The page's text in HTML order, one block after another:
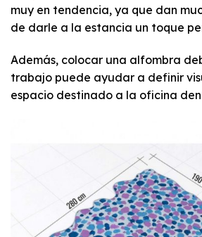
muy en tendencia, ya que dan
de darle a la estancia un toque
Además, colocar una alfombra
trabajo puede ayudar a definir
espacio destinado a la oficina